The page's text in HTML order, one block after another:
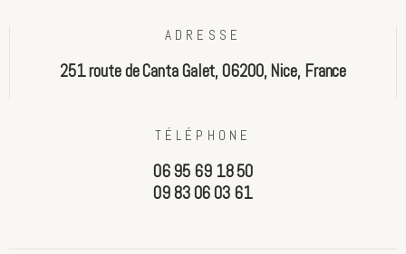
ADRESSE
251 route de Canta Galet, 06200, Nice, France
TÉLÉPHONE
06 95 69 18 50
09 83 06 03 61